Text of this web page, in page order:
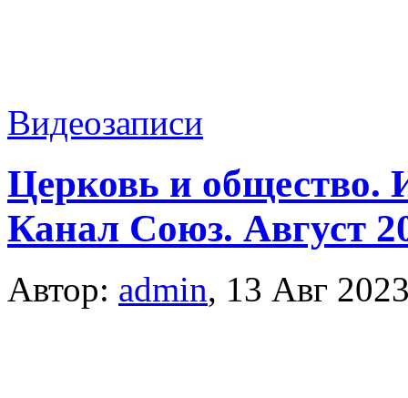
Видеозаписи
Церковь и общество.
Канал Союз. Август
Автор: admin, 13 Авг